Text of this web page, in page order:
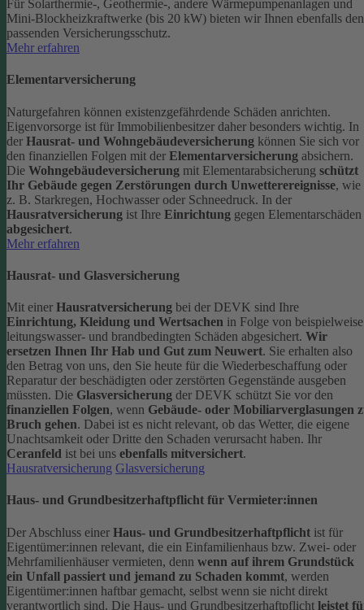
Für Solarthermie-, Geothermie-, andere Wärmepumpenanlagen und
Mini-Blockheizkraftwerke (bis 20 kW) bieten wir Ihnen ebenfalls den
passenden Versicherungsschutz.
Mehr erfahren
Elementarversicherung
Naturgefahren können existenzgefährdende Schäden anrichten.
Eigenvorsorge ist für Immobilienbesitzer daher besonders wichtig. In
der Hausrat- und Wohngebäudeversicherung können Sie sich vor
den finanziellen Folgen mit der Elementarversicherung absichern.
Die Wohngebäudeversicherung mit Elementarabsicherung schützt
Ihr Gebäude gegen Zerstörungen durch Unwetterereignisse, wie
z. B. Starkregen, Hochwasser oder Schneedruck. In der
Hausratversicherung ist Ihre Einrichtung gegen Elementarschäden
abgesichert.
Mehr erfahren
Hausrat- und Glasversicherung
Mit einer Hausratversicherung bei der DEVK sind Ihre
Einrichtung, Kleidung und Wertsachen in Folge von beispielweise
leitungswasser- und brandbedingten Schäden abgesichert. Wir
ersetzen Ihnen Ihr Hab und Gut zum Neuwert. Sie erhalten also
den Betrag von uns, den Sie heute für die Wiederbeschaffung oder
Reparatur der beschädigten oder zerstörten Gegenstände ausgeben
müssten. Die Glasversicherung der DEVK schützt Sie vor den
finanziellen Folgen, wenn Gebäude- oder Mobiliarverglasungen
Bruch gehen. Dabei ist es nicht relevant, ob das Wetter, die eigene
Unachtsamkeit oder Dritte den Schaden verursacht haben. Ihr
Ceranfeld ist bei uns ebenfalls mitversichert.
Hausratversicherung Glasversicherung
Haus- und Grundbesitzerhaftpflicht für Vermieter:innen
Der Abschluss einer Haus- und Grundbesitzerhaftpflicht ist für
Eigentümer:innen relevant, die ein Einfamilienhaus bzw. Zwei- oder
Mehrfamilienhäuser vermieten, denn wenn auf ihrem Grundstück
ein Unfall passiert und jemand zu Schaden kommt, werden
Eigentümer:innen haftbar gemacht, selbst wenn sie nicht direkt
verantwortlich sind. Die Haus- und Grundbesitzerhaftpflicht leistet